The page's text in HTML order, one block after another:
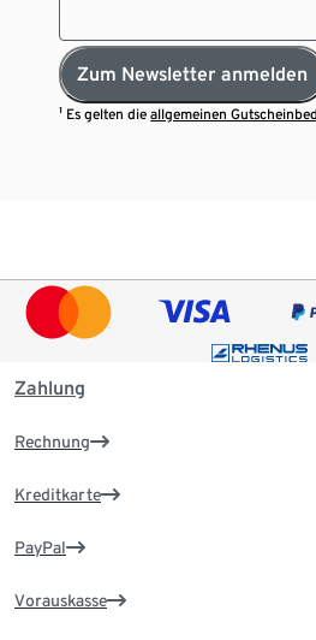
Zum Newsletter anmelden
¹ Es gelten dieallgemeinen
Zahlung
Rechnung
Kreditkarte
PayPal
Vorauskasse